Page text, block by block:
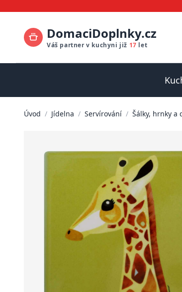
DomaciDoplnky.cz
Váš partner v kuchyni již 17 let
Úvod / Jídelna / Servírování / Šálky, hrnky a